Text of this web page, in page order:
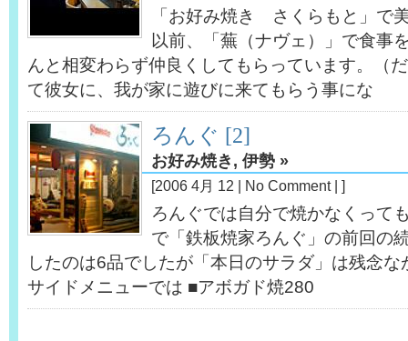
「お好み焼き さくらもと」で
以前、「蕪（ナヴェ）」で食事
んと相変わらず仲良くしてもらっています。（
て彼女に、我が家に遊びに来てもらう事にな
ろんぐ [2]
お好み焼き , 伊勢 »
[2006 4月 12 | No Comment| ]
ろんぐでは自分で焼かなくって
で「鉄板焼家ろんぐ」の前回の
したのは6品でしたが「本日のサラダ」は残念
サイドメニューでは ■アボガド焼280